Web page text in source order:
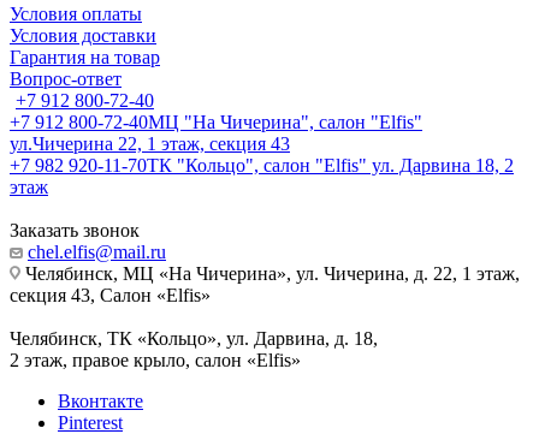
Условия оплаты
Условия доставки
Гарантия на товар
Вопрос-ответ
+7 912 800-72-40
+7 912 800-72-40МЦ "На Чичерина", салон "Elfis"
ул.Чичерина 22, 1 этаж, секция 43
+7 982 920-11-70ТК "Кольцо", салон "Elfis" ул. Дарвина 18, 2
этаж
Заказать звонок
chel.elfis@mail.ru
Челябинск, МЦ «На Чичерина», ул. Чичерина, д. 22, 1 этаж,
секция 43, Салон «Elfis»
Челябинск, ТК «Кольцо», ул. Дарвина, д. 18,
2 этаж, правое крыло, салон «Elfis»
Вконтакте
Pinterest